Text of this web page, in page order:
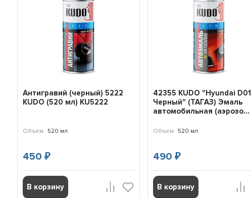
Антигравий (черный) 5222
KUDO (520 мл) KU5222
Объем: 520 мл
450₽
В корзину
42355 KUDO "Hyundai D01
Черный" (ТАГАЗ) Эмаль
автомобильная (аэрозо...
Объем: 520 мл
490₽
В корзину